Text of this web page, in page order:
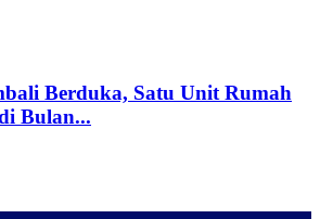
Berduka, Satu Unit Rumah
Bulan...